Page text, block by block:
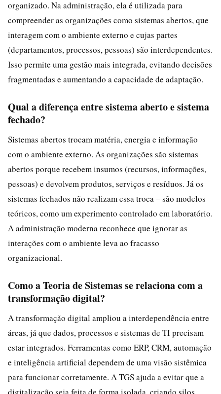
organizado. Na administração, ela é utilizada para
compreender as organizações como sistemas abertos, que
interagem com o ambiente externo e cujas partes
(departamentos, processos, pessoas) são interdependentes.
Isso permite uma gestão mais integrada, evitando decisões
fragmentadas e aumentando a capacidade de adaptação.
Qual a diferença entre sistema aberto e sistema
fechado?
Sistemas abertos trocam matéria, energia e informação
com o ambiente externo. As organizações são sistemas
abertos porque recebem insumos (recursos, informações,
pessoas) e devolvem produtos, serviços e resíduos. Já os
sistemas fechados não realizam essa troca – são modelos
teóricos, como um experimento controlado em laboratório.
A administração moderna reconhece que ignorar as
interações com o ambiente leva ao fracasso
organizacional.
Como a Teoria de Sistemas se relaciona com a
transformação digital?
A transformação digital ampliou a interdependência entre
áreas, já que dados, processos e sistemas de TI precisam
estar integrados. Ferramentas como ERP, CRM, automação
e inteligência artificial dependem de uma visão sistêmica
para funcionar corretamente. A TGS ajuda a evitar que a
digitalização seja feita de forma isolada, criando silos